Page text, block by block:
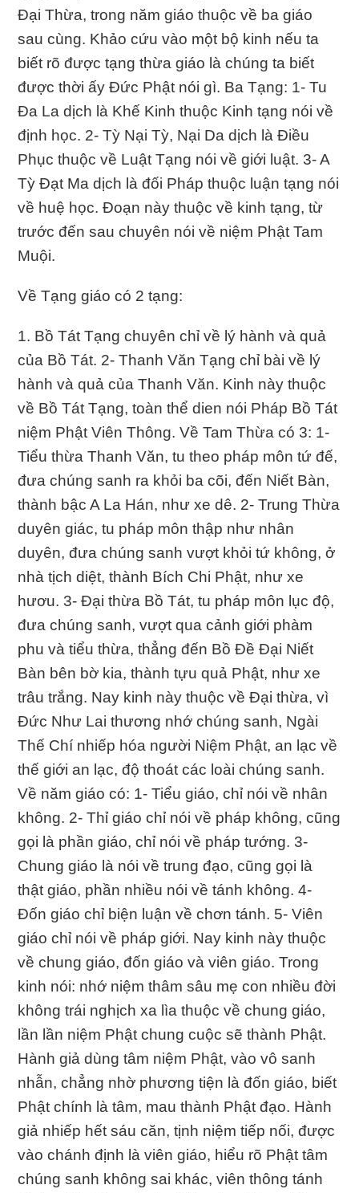
Đại Thừa, trong năm giáo thuộc về ba giáo
sau cùng. Khảo cứu vào một bộ kinh nếu ta
biết rõ được tạng thừa giáo là chúng ta biết
được thời ấy Đức Phật nói gì. Ba Tạng: 1- Tu
Đa La dịch là Khế Kinh thuộc Kinh tạng nói về
định học. 2- Tỳ Nại Tỳ, Nại Da dịch là Điều
Phục thuộc về Luật Tạng nói về giới luật. 3- A
Tỳ Đạt Ma dịch là đối Pháp thuộc luận tạng nói
về huệ học. Đoạn này thuộc về kinh tạng, từ
trước đến sau chuyên nói về niệm Phật Tam
Muội.
Về Tạng giáo có 2 tạng:
1. Bồ Tát Tạng chuyên chỉ về lý hành và quả
của Bồ Tát. 2- Thanh Văn Tạng chỉ bài về lý
hành và quả của Thanh Văn. Kinh này thuộc
về Bồ Tát Tạng, toàn thể dien nói Pháp Bồ Tát
niệm Phật Viên Thông. Về Tam Thừa có 3: 1-
Tiểu thừa Thanh Văn, tu theo pháp môn tứ đế,
đưa chúng sanh ra khỏi ba cõi, đến Niết Bàn,
thành bậc A La Hán, như xe dê. 2- Trung Thừa
duyên giác, tu pháp môn thập như nhân
duyên, đưa chúng sanh vượt khỏi tứ không, ở
nhà tịch diệt, thành Bích Chi Phật, như xe
hươu. 3- Đại thừa Bồ Tát, tu pháp môn lục độ,
đưa chúng sanh, vượt qua cảnh giới phàm
phu và tiểu thừa, thẳng đến Bồ Đề Đại Niết
Bàn bên bờ kia, thành tựu quả Phật, như xe
trâu trắng. Nay kinh này thuộc về Đại thừa, vì
Đức Như Lai thương nhớ chúng sanh, Ngài
Thế Chí nhiếp hóa người Niệm Phật, an lạc về
thế giới an lạc, độ thoát các loài chúng sanh.
Về năm giáo có: 1- Tiểu giáo, chỉ nói về nhân
không. 2- Thỉ giáo chỉ nói về pháp không, cũng
gọi là phần giáo, chỉ nói về pháp tướng. 3-
Chung giáo là nói về trung đạo, cũng gọi là
thật giáo, phần nhiều nói về tánh không. 4-
Đốn giáo chỉ biện luận về chơn tánh. 5- Viên
giáo chỉ nói về pháp giới. Nay kinh này thuộc
về chung giáo, đốn giáo và viên giáo. Trong
kinh nói: nhớ niệm thâm sâu mẹ con nhiều đời
không trái nghịch xa lìa thuộc về chung giáo,
lần lần niệm Phật chung cuộc sẽ thành Phật.
Hành giả dùng tâm niệm Phật, vào vô sanh
nhẫn, chẳng nhờ phương tiện là đốn giáo, biết
Phật chính là tâm, mau thành Phật đạo. Hành
giả nhiếp hết sáu căn, tịnh niệm tiếp nối, được
vào chánh định là viên giáo, hiểu rõ Phật tâm
chúng sanh không sai khác, viên thông tánh